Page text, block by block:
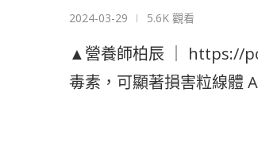
2024-03-29 5.6K 觀看
▲營養師柏辰 ｜ https://
毒素，可顯著損害粒線體